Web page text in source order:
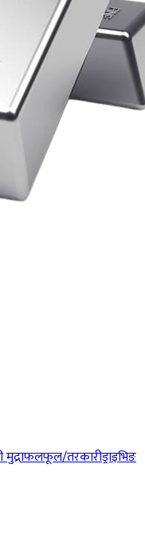
फलफूल/तरकारीड्राइभिङ